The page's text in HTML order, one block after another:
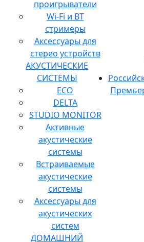
проигрыватели
Wi-Fi и BT
стримеры
Аксессуары для
стерео устройств
АКУСТИЧЕСКИЕ
СИСТЕМЫ
ECO
DELTA
STUDIO MONITOR
Активные
акустические
системы
Встраиваемые
акустические
системы
Аксессуары для
акустических
систем
ДОМАШНИЙ